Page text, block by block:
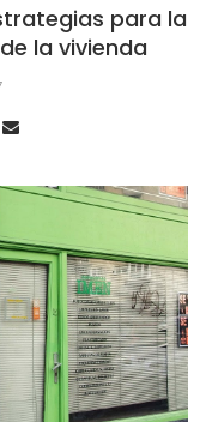
para la
la vivienda